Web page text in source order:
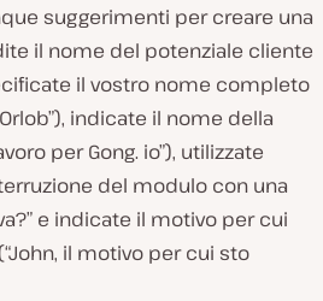
suggerimenti per creare una
il nome del potenziale cliente
il vostro nome completo
), indicate il nome della
per Gong. io”), utilizzate
del modulo con una
e indicate il motivo per cui
“John, il motivo per cui sto